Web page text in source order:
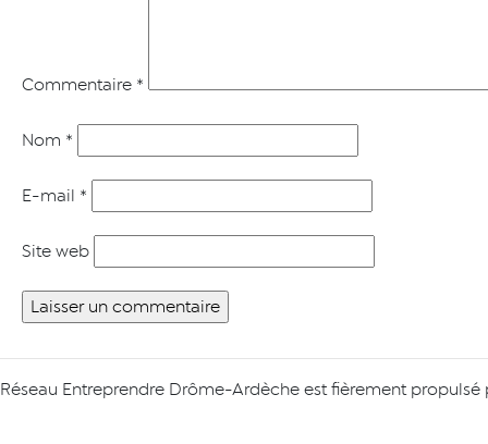
Commentaire *
Nom *
E-mail *
Site web
Réseau Entreprendre Drôme-Ardèche est fièrement